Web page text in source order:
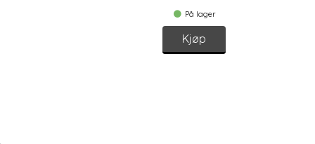
På lager
Kjøp